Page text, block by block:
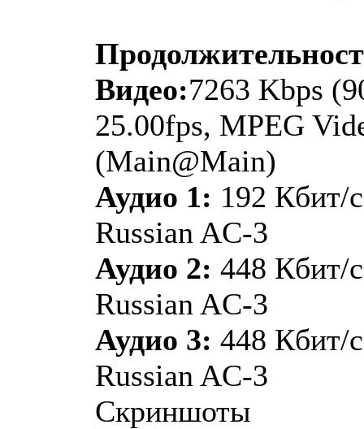
Видео:7263 Kbps
25.00fps, MPEG
(Main@Main)
Аудио 1: 192 Кбит/
Russian AC-3
Аудио 2: 448 Кбит/
Russian AC-3
Аудио 3: 448 Кбит/
Russian AC-3
Скриншоты